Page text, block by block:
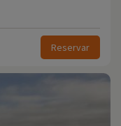
Reservar